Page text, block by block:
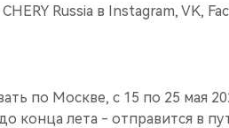
Russia в Instagram, VK,
по Москве, с 15 по 25 мая
конца лета - отправится в